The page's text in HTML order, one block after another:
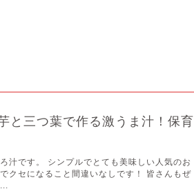
と三つ葉で作る激うま汁！保育
汁です。 シンプルでとても美味しい人気のお
クセになること間違いなしです！ 皆さんもぜ